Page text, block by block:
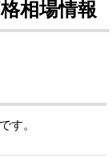
相場情報
す。